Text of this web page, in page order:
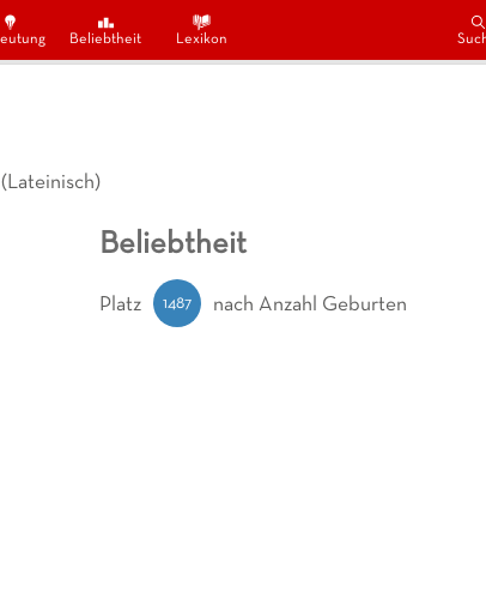
Beliebtheit Lexikon
Beliebtheit
Platz 1487 nach Anzahl Geburten